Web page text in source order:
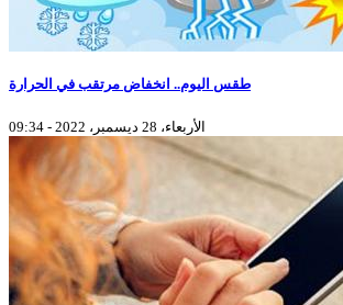
طقس اليوم.. انخفاض مرتقب في الحرارة
الأربعاء، 28 ديسمبر، 2022 - 09:34